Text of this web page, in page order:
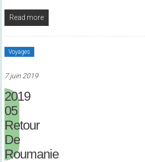
Read more
Voyages
7 juin 2019
2019
05
Retour
De
Roumanie